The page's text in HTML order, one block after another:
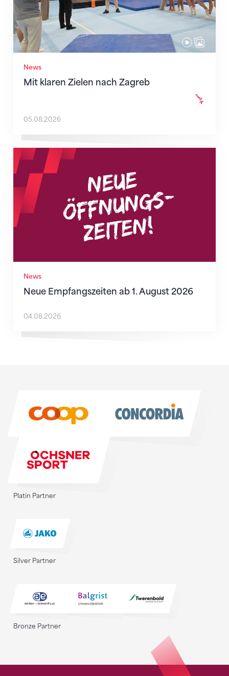
News
Mit klaren Zielen nach Zagreb
05.08.2026
News
Neue Empfangszeiten ab 1. August 2026
Neue Empfangszeiten ab 1. August 2026
04.08.2026
Platin Partner
Silver Partner
Bronze Partner